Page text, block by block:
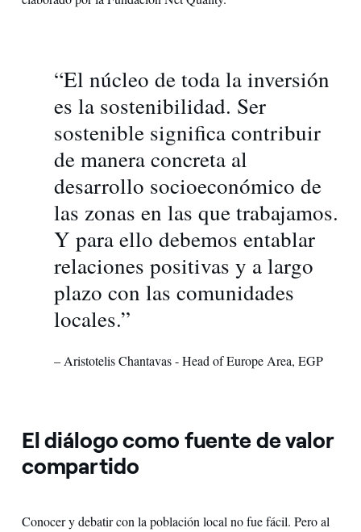
“El núcleo de toda la inversión
es la sostenibilidad. Ser
sostenible significa contribuir
de manera concreta al
desarrollo socioeconómico de
las zonas en las que trabajamos.
Y para ello debemos entablar
relaciones positivas y a largo
plazo con las comunidades
locales.”
– Aristotelis Chantavas - Head of Europe Area, EGP
El diálogo como fuente de valor
compartido
Conocer y debatir con la población local no fue fácil. Pero al